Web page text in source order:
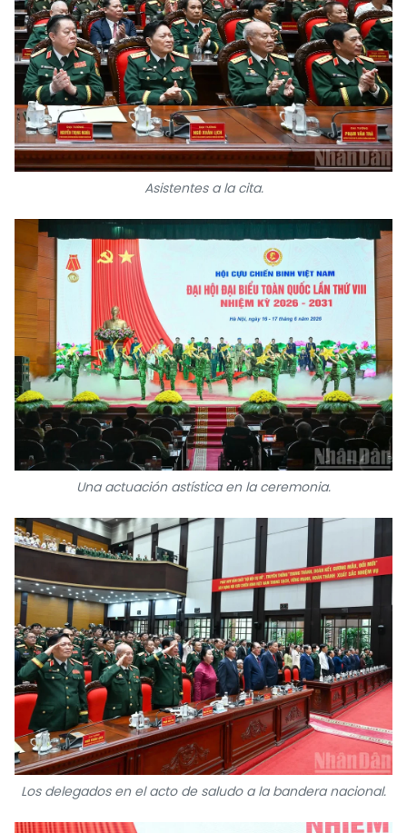
Asistentes a la cita.
Una actuación astística en la ceremonia.
Los delegados en el acto de saludo a la bandera nacional.